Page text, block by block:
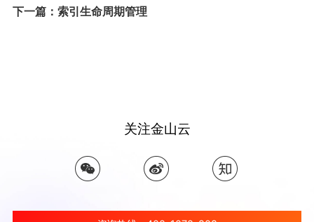
下一篇：索引生命周期管理
关注金山云